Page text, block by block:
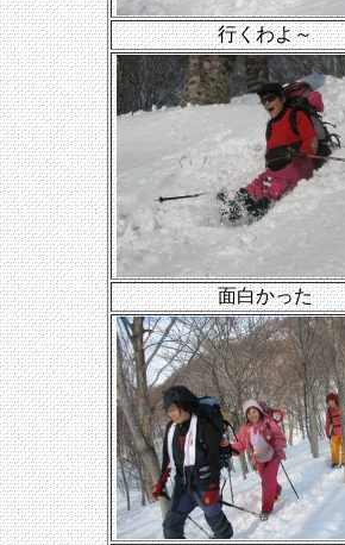
行くわよ～
面白かった